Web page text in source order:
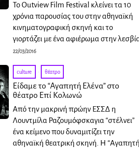
To Outview Film Festival κλείνει τα 10
χρόνια παρουσίας του στην αθηναϊκή
κινηματογραφική σκηνή και το
γιορτάζει με ένα αφιέρωμα στην
22/03/2016
culture · θέατρο
Είδαμε το “Αγαπητή Ελένα” στο
θέατρο Επί Κολωνώ
Από την μακρινή πρώην ΕΣΣΔ η
Λουντμίλα Ραζουμόφσκαγια “στέλνει”
ένα κείμενο που δυναμιτίζει την
αθηναϊκή θεατρική σκηνή. Η